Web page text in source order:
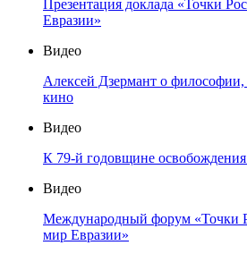
Презентация доклада «Точки
Евразии»
Видео
Алексей Дзермант о
кино
Видео
К 79-й годовщине
Видео
Международный форум «Точки
мир Евразии»